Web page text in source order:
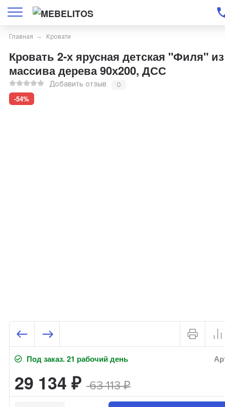
Главная Кровати
Кровать 2-х ярусная детская "Филя" из
массива дерева 90х200, ДСС
Добавить отзыв 0
-54%
Под заказ. 21 рабочий день
29 134₽ 63 113₽